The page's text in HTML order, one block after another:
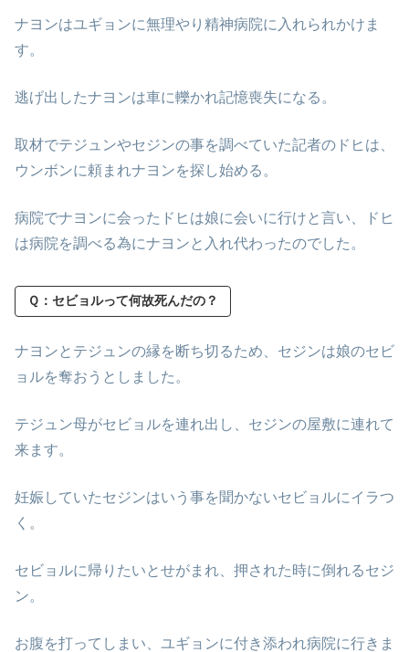
ナヨンはユギョンに無理やり精神病院に入れられかけま
す。
逃げ出したナヨンは車に轢かれ記憶喪失になる。
取材でテジュンやセジンの事を調べていた記者のドヒは、
ウンボンに頼まれナヨンを探し始める。
病院でナヨンに会ったドヒは娘に会いに行けと言い、ドヒ
は病院を調べる為にナヨンと入れ代わったのでした。
Ｑ：セビョルって何故死んだの？
ナヨンとテジュンの縁を断ち切るため、セジンは娘のセビ
ョルを奪おうとしました。
テジュン母がセビョルを連れ出し、セジンの屋敷に連れて
来ます。
妊娠していたセジンはいう事を聞かないセビョルにイラつ
く。
セビョルに帰りたいとせがまれ、押された時に倒れるセジ
ン。
お腹を打ってしまい、ユギョンに付き添われ病院に行きま